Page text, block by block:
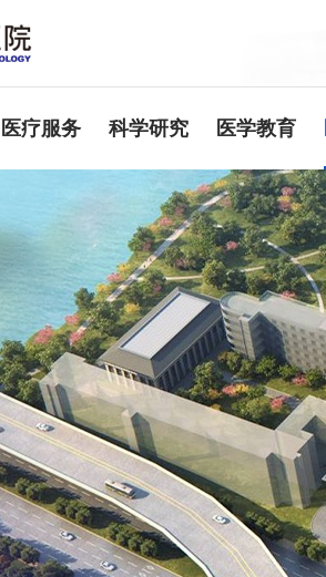
医疗服务 科学研究 医学教育